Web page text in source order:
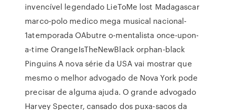
invencível legendado LieToMe lost Madagascar
marco-polo medico mega musical nacional-
1atemporada OAbutre o-mentalista once-upon-
a-time OrangeIsTheNewBlack orphan-black
Pinguins A nova série da USA vai mostrar que
mesmo o melhor advogado de Nova York pode
precisar de alguma ajuda. O grande advogado
Harvey Specter, cansado dos puxa-sacos da